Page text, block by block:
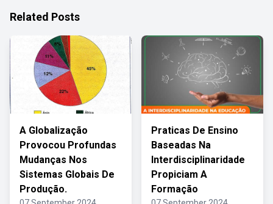
Related Posts
A Globalização
Provocou Profundas
Mudanças Nos
Sistemas Globais De
Produção.
Praticas De Ensino
Baseadas Na
Interdisciplinaridade
Propiciam A
Formação